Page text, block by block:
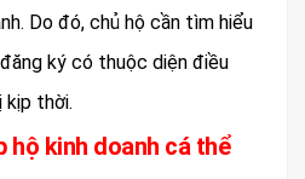
Do đó, chủ hộ cần tìm hiểu
ký có thuộc diện điều
kịp thời.
hộ kinh doanh cá thể